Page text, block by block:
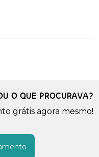
O QUE PROCURAVA?
grátis agora mesmo!